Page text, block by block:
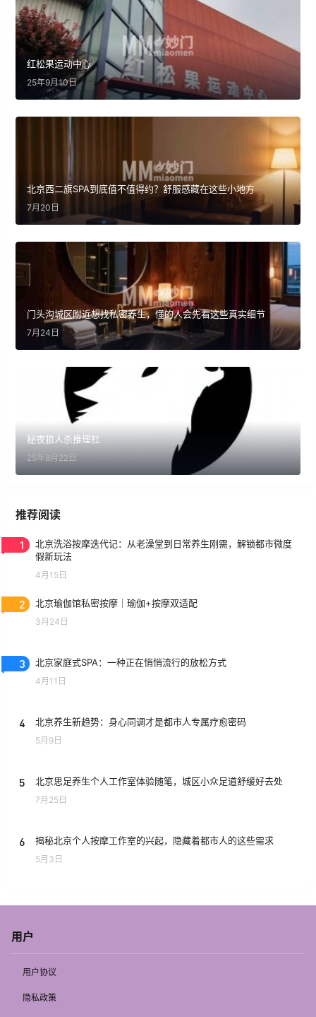
红松果运动中心
25年9月10日
北京西二旗SPA到底值不值得约？舒服感藏在这些小地方
7月20日
门头沟城区附近想找私密养生，懂的人会先看这些真实细节
7月24日
秘夜狼人杀推理社
25年8月22日
推荐阅读
1
北京洗浴按摩迭代记：从老澡堂到日常养生刚需，解锁都市微度
假新玩法
4月15日
2 北京瑜伽馆私密按摩｜瑜伽+按摩双适配
3月24日
3 北京家庭式SPA：一种正在悄悄流行的放松方式
4月11日
4 北京养生新趋势：身心同调才是都市人专属疗愈密码
5月9日
5 北京思足养生个人工作室体验随笔，城区小众足道舒缓好去处
7月25日
6 揭秘北京个人按摩工作室的兴起，隐藏着都市人的这些需求
5月3日
用户
用户协议
隐私政策